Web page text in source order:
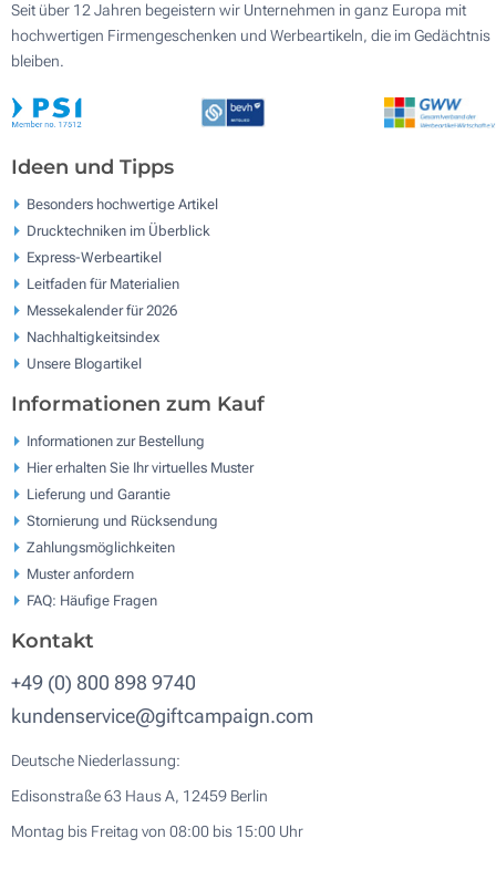
Seit über 12 Jahren begeistern wir Unternehmen in ganz Europa mit
hochwertigen Firmengeschenken und Werbeartikeln, die im Gedächtnis
bleiben.
Ideen und Tipps
Besonders hochwertige Artikel
Drucktechniken im Überblick
Express-Werbeartikel
Leitfaden für Materialien
Messekalender für 2026
Nachhaltigkeitsindex
Unsere Blogartikel
Informationen zum Kauf
Informationen zur Bestellung
Hier erhalten Sie Ihr virtuelles Muster
Lieferung und Garantie
Stornierung und Rücksendung
Zahlungsmöglichkeiten
Muster anfordern
FAQ: Häufige Fragen
Kontakt
+49 (0) 800 898 9740
kundenservice@giftcampaign.com
Deutsche Niederlassung:
Edisonstraße 63 Haus A, 12459 Berlin
Montag bis Freitag von 08:00 bis 15:00 Uhr